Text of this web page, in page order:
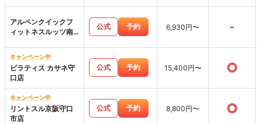
アルペンクイックフ
ィットネスルッツ南
公式 予約 6,930円〜 -
キャンペーン中
ピラティス カサネ守
口店
公式 予約 15,400円〜 ○
キャンペーン中
リントスル京阪守口
市店
公式 予約 8,800円〜 ○